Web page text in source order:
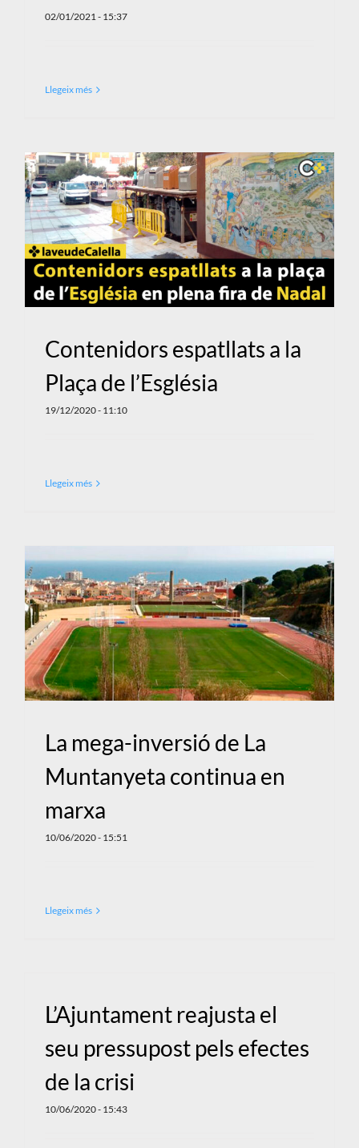
02/01/2021 - 15:37
Llegeix més
Contenidors espatllats a la
Plaça de l’Església
19/12/2020 - 11:10
Llegeix més
La mega-inversió de La
Muntanyeta continua en
marxa
10/06/2020 - 15:51
Llegeix més
L’Ajuntament reajusta el
seu pressupost pels efectes
de la crisi
10/06/2020 - 15:43